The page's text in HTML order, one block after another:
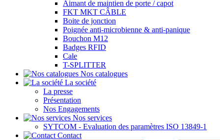
Aimant de maintien de porte / capot
FKT MKT CÂBLE
Boite de jonction
Poignée anti-microbienne & anti-panique
Bouchon M12
Badges RFID
Cale
T-SPLITTER
Nos catalogues
La société
La presse
Présentation
Nos Engagements
Nos services
SYTCOM - Evaluation des paramètres ISO 13849-1
Contact